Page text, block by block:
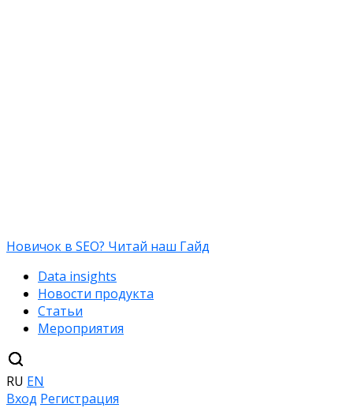
Новичок в SEO? Читай наш Гайд
Data insights
Новости продукта
Статьи
Мероприятия
RU EN
Вход Регистрация